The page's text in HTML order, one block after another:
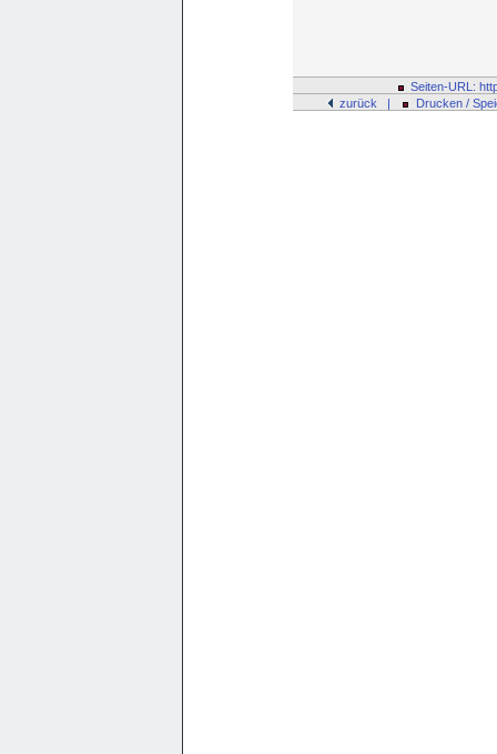
Seiten-URL:
zurück |
Drucken /